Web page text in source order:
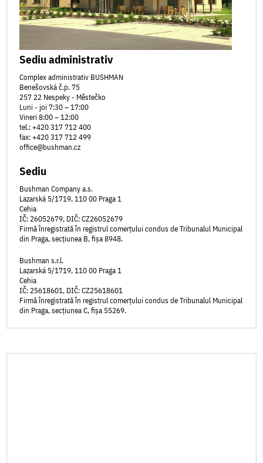
Sediu administrativ
Complex administrativ BUSHMAN
Benešovská č.p. 75
257 22 Nespeky - Městečko
Luni - joi 7:30 – 17:00
Vineri 8:00 – 12:00
tel.: +420 317 712 400
fax: +420 317 712 499
office@bushman.cz
Sediu
Bushman Company a.s.
Lazarská 5/1719, 110 00 Praga 1
Cehia
IČ: 26052679, DIČ: CZ26052679
Firmă înregistrată în registrul comerțului condus de Tribunalul Municipal
din Praga, secțiunea B, fișa 8948.
Bushman s.r.l.
Lazarská 5/1719, 110 00 Praga 1
Cehia
IČ: 25618601, DIČ: CZ25618601
Firmă înregistrată în registrul comerțului condus de Tribunalul Municipal
din Praga, secțiunea C, fișa 55269.